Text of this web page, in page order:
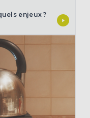
enjeux ?